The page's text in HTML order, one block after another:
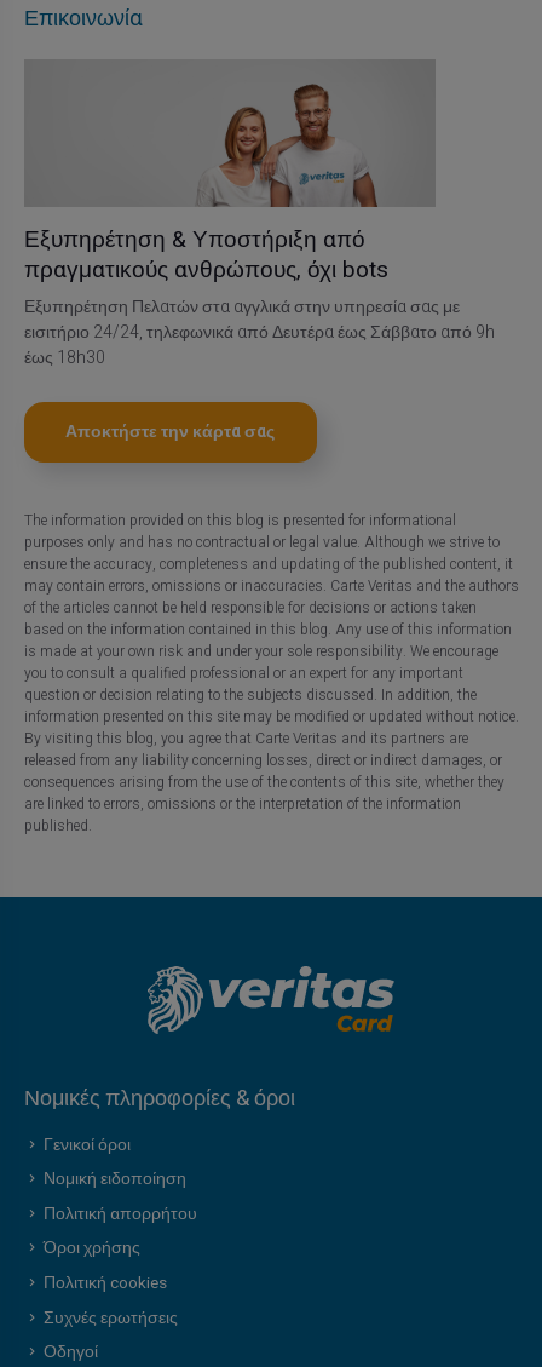
Επικοινωνία
Εξυπηρέτηση & Υποστήριξη από
πραγματικούς ανθρώπους, όχι bots
Εξυπηρέτηση Πελατών στα αγγλικά στην υπηρεσία σας με
εισιτήριο 24/24, τηλεφωνικά από Δευτέρα έως Σάββατο από 9h
έως 18h30
Αποκτήστε την κάρτα σας
The information provided on this blog is presented for informational
purposes only and has no contractual or legal value. Although we strive to
ensure the accuracy, completeness and updating of the published content, it
may contain errors, omissions or inaccuracies. Carte Veritas and the authors
of the articles cannot be held responsible for decisions or actions taken
based on the information contained in this blog. Any use of this information
is made at your own risk and under your sole responsibility. We encourage
you to consult a qualified professional or an expert for any important
question or decision relating to the subjects discussed. In addition, the
information presented on this site may be modified or updated without notice.
By visiting this blog, you agree that Carte Veritas and its partners are
released from any liability concerning losses, direct or indirect damages, or
consequences arising from the use of the contents of this site, whether they
are linked to errors, omissions or the interpretation of the information
published.
Νομικές πληροφορίες & όροι
Γενικοί όροι
Νομική ειδοποίηση
Πολιτική απορρήτου
Όροι χρήσης
Πολιτική cookies
Συχνές ερωτήσεις
Οδηγοί